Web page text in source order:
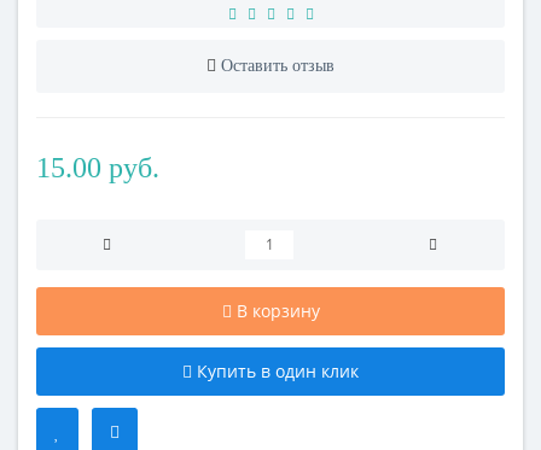
Оставить отзыв
15.00 руб.
В корзину
Купить в один клик